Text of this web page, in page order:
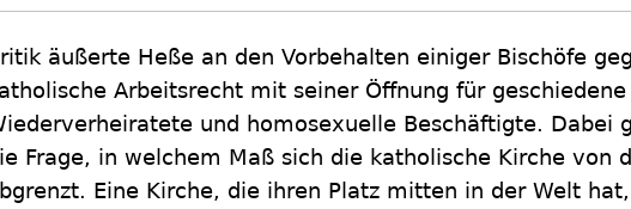
äußerte Heße an den Vorbehalten einiger Bischöfe
Arbeitsrecht mit seiner Öffnung für geschiedene
und homosexuelle Beschäftigte. Dabei
Frage, in welchem Maß sich die katholische Kirche von
Eine Kirche, die ihren Platz mitten in der Welt